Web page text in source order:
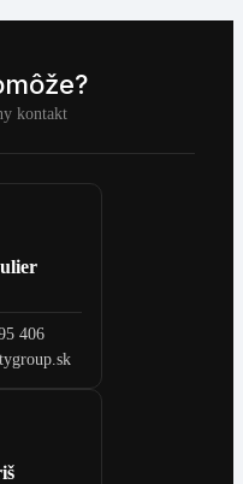
kontakt
406